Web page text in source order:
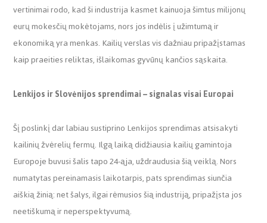
vertinimai rodo, kad ši industrija kasmet kainuoja šimtus milijonų
eurų mokesčių mokėtojams, nors jos indėlis į užimtumą ir
ekonomiką yra menkas. Kailių verslas vis dažniau pripažįstamas
kaip praeities reliktas, išlaikomas gyvūnų kančios sąskaita.
Lenkijos ir Slovėnijos sprendimai – signalas visai Europai
Šį poslinkį dar labiau sustiprino Lenkijos sprendimas atsisakyti
kailinių žvėrelių fermų. Ilgą laiką didžiausia kailių gamintoja
Europoje buvusi šalis tapo 24-ąja, uždraudusia šią veiklą. Nors
numatytas pereinamasis laikotarpis, pats sprendimas siunčia
aiškią žinią: net šalys, ilgai rėmusios šią industriją, pripažįsta jos
neetiškumą ir neperspektyvumą.